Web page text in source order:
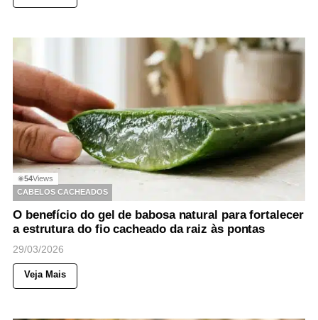
◉54Views
CABELOS CACHEADOS
O benefício do gel de babosa natural para fortalecer
a estrutura do fio cacheado da raiz às pontas
29/03/2026
Veja Mais